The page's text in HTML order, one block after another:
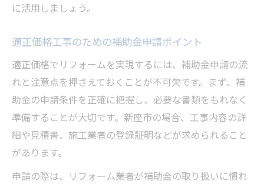
に活用しましょう。
適正価格工事のための補助金申請ポイント
適正価格でリフォームを実現するには、補助金申請の流
れと注意点を押さえておくことが不可欠です。まず、補
助金の申請条件を正確に把握し、必要な書類をもれなく
準備することが大切です。新座市の場合、工事内容の詳
細や見積書、施工業者の登録証明などが求められること
があります。
申請の際は、リフォーム業者が補助金の取り扱いに慣れ